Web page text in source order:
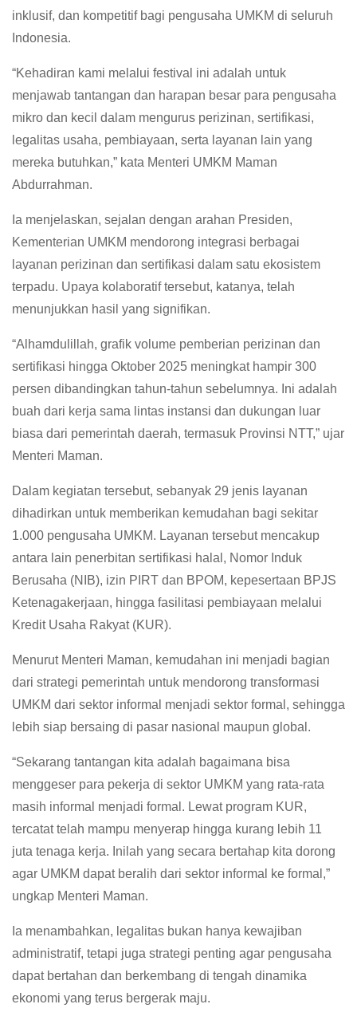
inklusif, dan kompetitif bagi pengusaha UMKM di seluruh
Indonesia.
“Kehadiran kami melalui festival ini adalah untuk
menjawab tantangan dan harapan besar para pengusaha
mikro dan kecil dalam mengurus perizinan, sertifikasi,
legalitas usaha, pembiayaan, serta layanan lain yang
mereka butuhkan,” kata Menteri UMKM Maman
Abdurrahman.
Ia menjelaskan, sejalan dengan arahan Presiden,
Kementerian UMKM mendorong integrasi berbagai
layanan perizinan dan sertifikasi dalam satu ekosistem
terpadu. Upaya kolaboratif tersebut, katanya, telah
menunjukkan hasil yang signifikan.
“Alhamdulillah, grafik volume pemberian perizinan dan
sertifikasi hingga Oktober 2025 meningkat hampir 300
persen dibandingkan tahun-tahun sebelumnya. Ini adalah
buah dari kerja sama lintas instansi dan dukungan luar
biasa dari pemerintah daerah, termasuk Provinsi NTT,” ujar
Menteri Maman.
Dalam kegiatan tersebut, sebanyak 29 jenis layanan
dihadirkan untuk memberikan kemudahan bagi sekitar
1.000 pengusaha UMKM. Layanan tersebut mencakup
antara lain penerbitan sertifikasi halal, Nomor Induk
Berusaha (NIB), izin PIRT dan BPOM, kepesertaan BPJS
Ketenagakerjaan, hingga fasilitasi pembiayaan melalui
Kredit Usaha Rakyat (KUR).
Menurut Menteri Maman, kemudahan ini menjadi bagian
dari strategi pemerintah untuk mendorong transformasi
UMKM dari sektor informal menjadi sektor formal, sehingga
lebih siap bersaing di pasar nasional maupun global.
“Sekarang tantangan kita adalah bagaimana bisa
menggeser para pekerja di sektor UMKM yang rata-rata
masih informal menjadi formal. Lewat program KUR,
tercatat telah mampu menyerap hingga kurang lebih 11
juta tenaga kerja. Inilah yang secara bertahap kita dorong
agar UMKM dapat beralih dari sektor informal ke formal,”
ungkap Menteri Maman.
Ia menambahkan, legalitas bukan hanya kewajiban
administratif, tetapi juga strategi penting agar pengusaha
dapat bertahan dan berkembang di tengah dinamika
ekonomi yang terus bergerak maju.